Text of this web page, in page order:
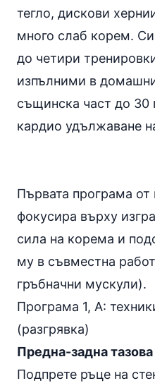
тегло, дискови
много слаб корем.
до четири
изпълними в
същинска част до
кардио удължаване
Първата програма от
фокусира върху
сила на корема и
му в съвместна
гръбначни мускули).
Програма 1, А:
(разгрявка)
Предна-задна
Подпрете ръце на